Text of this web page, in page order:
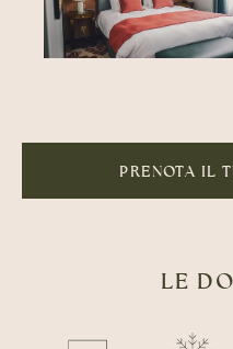
PRENOTA IL
LE